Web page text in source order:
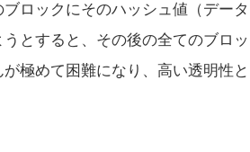
ロックにそのハッシュ値（データ
とすると、その後の全てのブロッ
極めて困難になり、高い透明性と